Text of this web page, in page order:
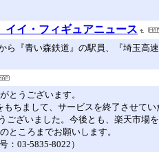
イイ・フィギュアニュース
ら『青い森鉄道』の駅員、『埼玉高
とうございます。
ちまして、サービスを終了させてい
ございました。今後とも、楽天市場
ところまでお願いします。
：03-5835-8022）